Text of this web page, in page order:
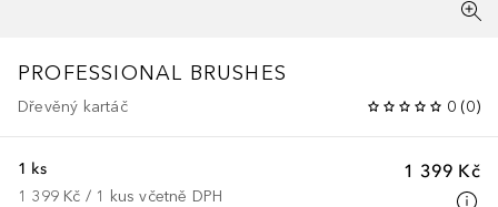
PROFESSIONAL BRUSHES
Dřevěný kartáč 0 (0)
1 399 Kč
1 ks
1 399 Kč / 1 kus včetně DPH